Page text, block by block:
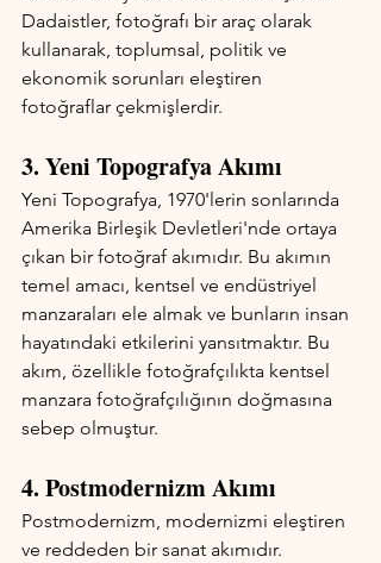
Dadaistler, fotoğrafı bir araç olarak
kullanarak, toplumsal, politik ve
ekonomik sorunları eleştiren
fotoğraflar çekmişlerdir.
3. Yeni Topografya Akımı
Yeni Topografya, 1970'lerin sonlarında
Amerika Birleşik Devletleri'nde ortaya
çıkan bir fotoğraf akımıdır. Bu akımın
temel amacı, kentsel ve endüstriyel
manzaraları ele almak ve bunların insan
hayatındaki etkilerini yansıtmaktır. Bu
akım, özellikle fotoğrafçılıkta kentsel
manzara fotoğrafçılığının doğmasına
sebep olmuştur.
4. Postmodernizm Akımı
Postmodernizm, modernizmi eleştiren
ve reddeden bir sanat akımıdır.